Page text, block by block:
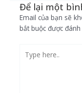
Để lại một
Email của bạn sẽ
bắt buộc được đánh
here..